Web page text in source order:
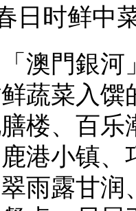
日时鲜中
澳門銀
蔬菜入
楼、百
港小镇
雨露甘